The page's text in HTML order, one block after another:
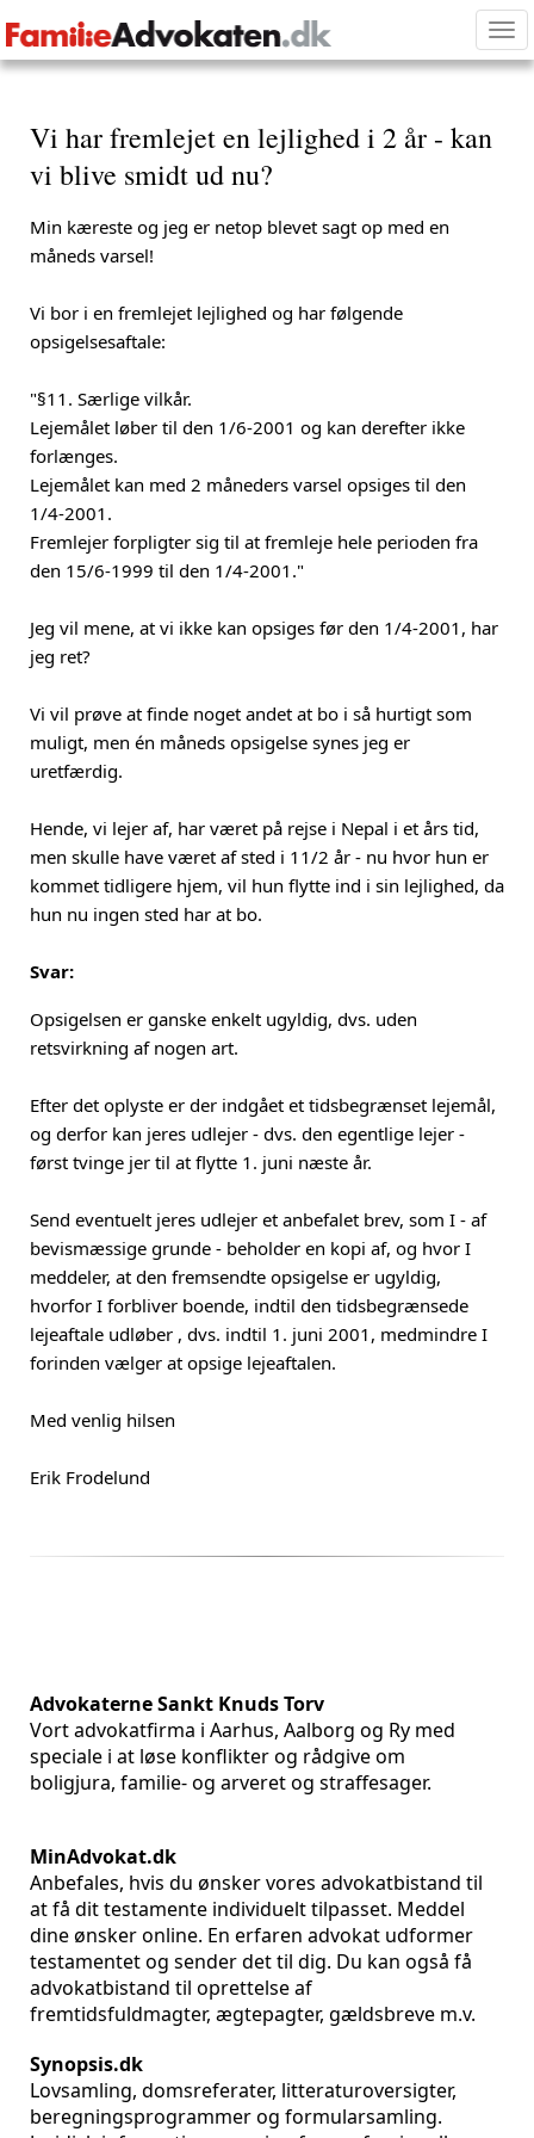
Vi har fremlejet en lejlighed i 2 år - kan
vi blive smidt ud nu?
Min kæreste og jeg er netop blevet sagt op med en
måneds varsel!
Vi bor i en fremlejet lejlighed og har følgende
opsigelsesaftale:
"§11. Særlige vilkår.
Lejemålet løber til den 1/6-2001 og kan derefter ikke
forlænges.
Lejemålet kan med 2 måneders varsel opsiges til den
1/4-2001.
Fremlejer forpligter sig til at fremleje hele perioden fra
den 15/6-1999 til den 1/4-2001."
Jeg vil mene, at vi ikke kan opsiges før den 1/4-2001, har
jeg ret?
Vi vil prøve at finde noget andet at bo i så hurtigt som
muligt, men én måneds opsigelse synes jeg er
uretfærdig.
Hende, vi lejer af, har været på rejse i Nepal i et års tid,
men skulle have været af sted i 11/2 år - nu hvor hun er
kommet tidligere hjem, vil hun flytte ind i sin lejlighed, da
hun nu ingen sted har at bo.
Svar:
Opsigelsen er ganske enkelt ugyldig, dvs. uden
retsvirkning af nogen art.
Efter det oplyste er der indgået et tidsbegrænset lejemål,
og derfor kan jeres udlejer - dvs. den egentlige lejer -
først tvinge jer til at flytte 1. juni næste år.
Send eventuelt jeres udlejer et anbefalet brev, som I - af
bevismæssige grunde - beholder en kopi af, og hvor I
meddeler, at den fremsendte opsigelse er ugyldig,
hvorfor I forbliver boende, indtil den tidsbegrænsede
lejeaftale udløber , dvs. indtil 1. juni 2001, medmindre I
forinden vælger at opsige lejeaftalen.
Med venlig hilsen
Erik Frodelund
Advokaterne Sankt Knuds Torv
Vort advokatfirma i Aarhus, Aalborg og Ry med
speciale i at løse konflikter og rådgive om
boligjura, familie- og arveret og straffesager.
MinAdvokat.dk
Anbefales, hvis du ønsker vores advokatbistand til
at få dit testamente individuelt tilpasset. Meddel
dine ønsker online. En erfaren advokat udformer
testamentet og sender det til dig. Du kan også få
advokatbistand til oprettelse af
fremtidsfuldmagter, ægtepagter, gældsbreve m.v.
Synopsis.dk
Lovsamling, domsreferater, litteraturoversigter,
beregningsprogrammer og formularsamling.